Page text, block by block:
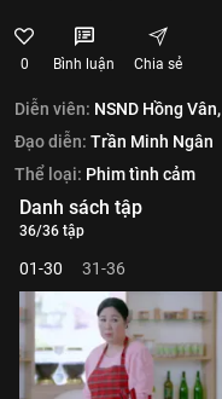
0 Bình luận Chia sẻ
Diễn viên: NSND Hồng Vân,
Đạo diễn: Trần Minh Ngân
Thể loại: Phim tình cảm
Danh sách tập
36/36 tập
01-30 31-36